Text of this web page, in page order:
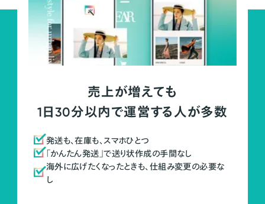
売上が増えても
1日30分以内で運営する人が多数
発送も、在庫も、スマホひとつ
「かんたん発送」で送り状作成の手間なし
海外に広げたくなったときも、仕組み変更の必要な
し